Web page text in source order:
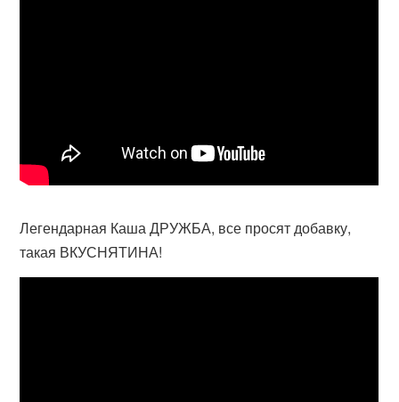
Легендарная Каша ДРУЖБА, все просят добавку,
такая ВКУСНЯТИНА!